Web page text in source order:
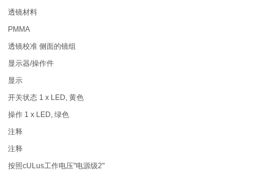
透镜材料
PMMA
透镜校准 侧面的镜组
显示器/操作件
显示
开关状态 1 x LED, 黄色
操作 1 x LED, 绿色
注释
注释
按照cULus工作电压"电源级2"